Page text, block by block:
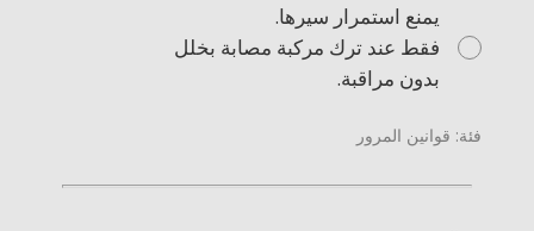
يمنع استمرار سيرها.
فقط عند ترك مركبة مصابة بخلل
بدون مراقبة.
فئة: قوانين المرور